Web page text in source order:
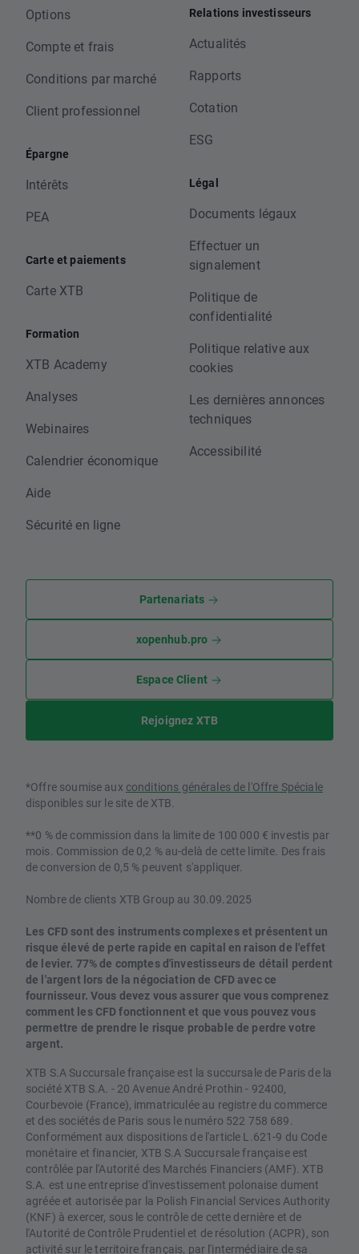
Options
Compte et frais
Conditions par marché
Client professionnel
Épargne
Intérêts
PEA
Carte et paiements
Carte XTB
Formation
XTB Academy
Analyses
Webinaires
Calendrier économique
Aide
Sécurité en ligne
Relations investisseurs
Actualités
Rapports
Cotation
ESG
Légal
Documents légaux
Effectuer un
signalement
Politique de
confidentialité
Politique relative aux
cookies
Les dernières annonces
techniques
Accessibilité
Partenariats
xopenhub.pro
Espace Client
Rejoignez XTB
*Offre soumise aux conditions générales de l'Offre Spéciale
disponibles sur le site de XTB.
**0 % de commission dans la limite de 100 000 € investis par
mois. Commission de 0,2 % au-delà de cette limite. Des frais
de conversion de 0,5 % peuvent s'appliquer.
Nombre de clients XTB Group au 30.09.2025
Les CFD sont des instruments complexes et présentent un
risque élevé de perte rapide en capital en raison de l'effet
de levier. 77% de comptes d'investisseurs de détail perdent
de l'argent lors de la négociation de CFD avec ce
fournisseur. Vous devez vous assurer que vous comprenez
comment les CFD fonctionnent et que vous pouvez vous
permettre de prendre le risque probable de perdre votre
argent.
XTB S.A Succursale française est la succursale de Paris de la
société XTB S.A. - 20 Avenue André Prothin - 92400,
Courbevoie (France), immatriculée au registre du commerce
et des sociétés de Paris sous le numéro 522 758 689.
Conformément aux dispositions de l'article L.621-9 du Code
monétaire et financier, XTB S.A Succursale française est
contrôlée par l'Autorité des Marchés Financiers (AMF). XTB
S.A. est une entreprise d'investissement polonaise dument
agréée et autorisée par la Polish Financial Services Authority
(KNF) à exercer, sous le contrôle de cette dernière et de
l'Autorité de Contrôle Prudentiel et de résolution (ACPR), son
activité sur le territoire français, par l'intermédiaire de sa